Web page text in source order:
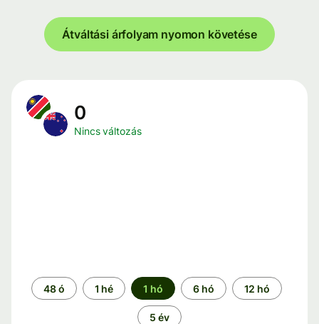
Átváltási árfolyam nyomon követése
0
Nincs változás
Időszak
48 ó 1 hé 1 hó 6 hó 12 hó
5 év